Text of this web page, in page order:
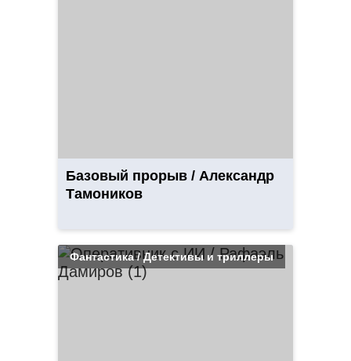
Базовый прорыв / Александр
Тамоников
Фантастика / Детективы и триллеры